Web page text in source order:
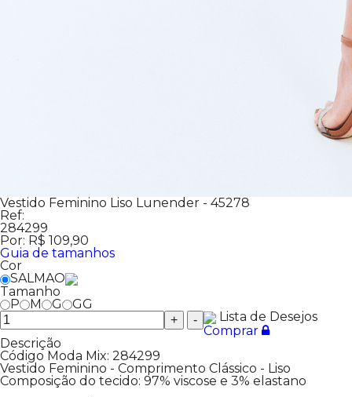
Vestido Feminino Liso Lunender - 45278
Ref:
284299
Por: R$ 109,90
Guia de tamanhos
Cor
SALMAO
Tamanho
P
M G GG
+ -
Lista de Desejos
Comprar
Descrição
Código Moda Mix: 284299
Vestido Feminino - Comprimento Clássico - Liso
Composição do tecido: 97% viscose e 3% elastano